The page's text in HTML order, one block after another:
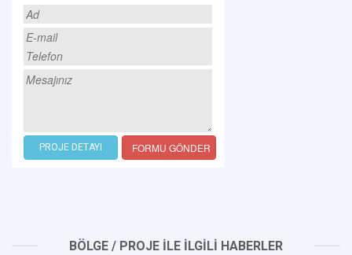
PROJE DETAYI FORMU GÖNDER
BÖLGE / PROJE İLE İLGİLİ HABERLER